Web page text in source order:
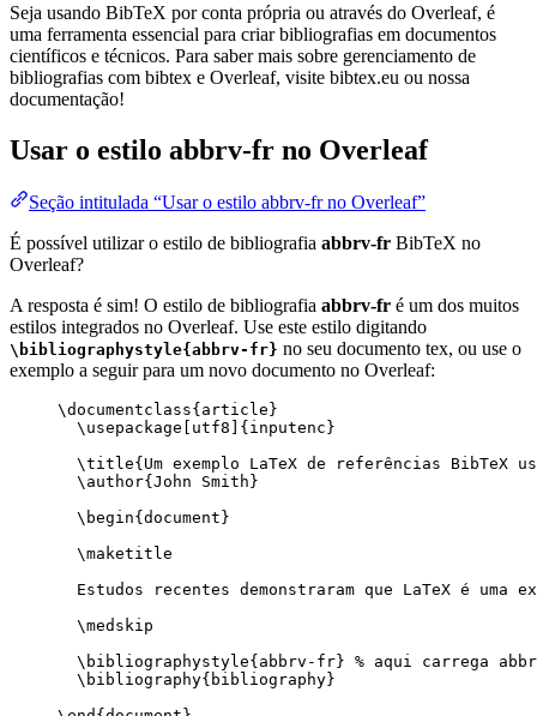
Seja usando BibTeX por conta própria ou através do Overleaf, é
uma ferramenta essencial para criar bibliografias em documentos
científicos e técnicos. Para saber mais sobre gerenciamento de
bibliografias com bibtex e Overleaf, visite bibtex.eu ou nossa
documentação!
Usar o estilo abbrv-fr no Overleaf
Seção intitulada “Usar o estilo abbrv-fr no Overleaf”
É possível utilizar o estilo de bibliografia abbrv-fr BibTeX no
Overleaf?
A resposta é sim! O estilo de bibliografia abbrv-fr é um dos muitos
estilos integrados no Overleaf. Use este estilo digitando
\bibliographystyle{abbrv-fr} no seu documento tex, ou use o
exemplo a seguir para um novo documento no Overleaf:
\documentclass{ article }
\usepackage
utf8 ]{ inputenc }
\title{Um exemplo LaTeX de referências
\author{John Smith}
\begin{ document }
\maketitle
Estudos recentes demonstraram que LaTeX é
\medskip
\bibliographystyle{abbrv-fr} % aqui carrega
\bibliography{bibliography}